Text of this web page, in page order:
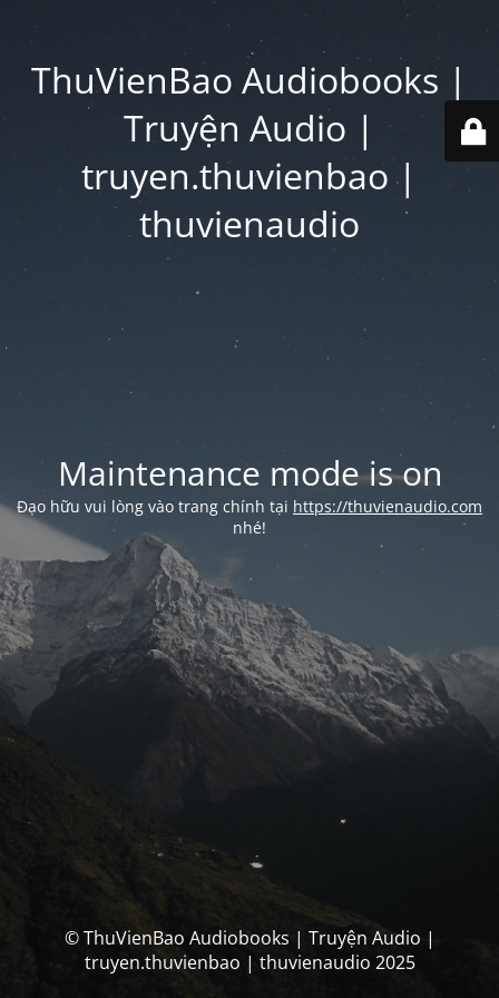
ThuVienBao Audiobooks |
Truyện Audio |
truyen.thuvienbao |
thuvienaudio
Maintenance mode is on
Đạo hữu vui lòng vào trang chính tại https://thuvienaudio.com
nhé!
© ThuVienBao Audiobooks | Truyện Audio |
truyen.thuvienbao | thuvienaudio 2025